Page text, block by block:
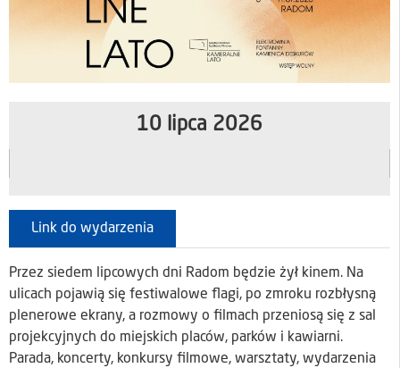
10 lipca 2026
Link do wydarzenia
Przez siedem lipcowych dni Radom będzie żył kinem. Na
ulicach pojawią się festiwalowe flagi, po zmroku rozbłysną
plenerowe ekrany, a rozmowy o filmach przeniosą się z sal
projekcyjnych do miejskich placów, parków i kawiarni.
Parada, koncerty, konkursy filmowe, warsztaty, wydarzenia